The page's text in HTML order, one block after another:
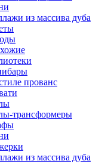
из массива дуба
прованс
трансформеры
из массива дуба